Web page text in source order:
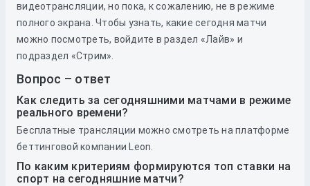
видеотрансляции, но пока, к сожалению, не в режиме
полного экрана. Чтобы узнать, какие сегодня матчи
можно посмотреть, войдите в раздел «Лайв» и
подраздел «Стрим».
Вопрос – ответ
Как следить за сегодняшними матчами в режиме
реального времени?
Бесплатные трансляции можно смотреть на платформе
беттинговой компании Leon.
По каким критериям формируются топ ставки на
спорт на сегодняшние матчи?